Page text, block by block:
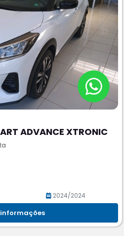
ADVANCE XTRONIC
2024/2024